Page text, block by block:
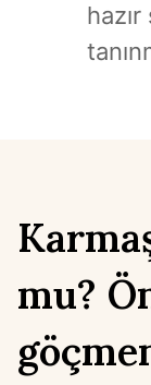
mu?